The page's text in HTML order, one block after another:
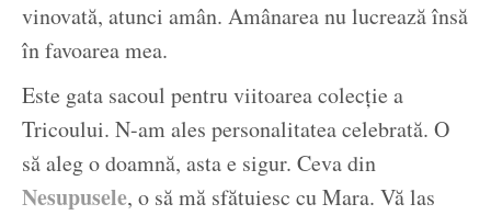
vinovată, atunci amân. Amânarea nu lucrează însă
în favoarea mea.
Este gata sacoul pentru viitoarea colecție a
Tricoului. N-am ales personalitatea celebrată. O
să aleg o doamnă, asta e sigur. Ceva din
Nesupusele, o să mă sfătuiesc cu Mara. Vă las